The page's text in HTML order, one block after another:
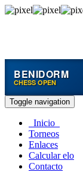
BENIDORM
CHESS OPEN
Toggle navigation
Inicio
Torneos
Enlaces
Calcular elo
Contacto